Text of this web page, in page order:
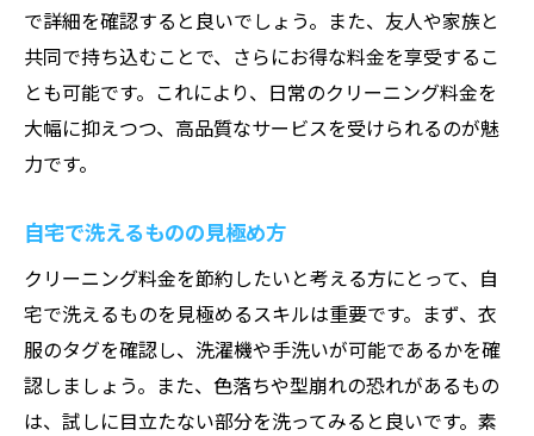
で詳細を確認すると良いでしょう。また、友人や家族と
共同で持ち込むことで、さらにお得な料金を享受するこ
とも可能です。これにより、日常のクリーニング料金を
大幅に抑えつつ、高品質なサービスを受けられるのが魅
力です。
自宅で洗えるものの見極め方
クリーニング料金を節約したいと考える方にとって、自
宅で洗えるものを見極めるスキルは重要です。まず、衣
服のタグを確認し、洗濯機や手洗いが可能であるかを確
認しましょう。また、色落ちや型崩れの恐れがあるもの
は、試しに目立たない部分を洗ってみると良いです。素